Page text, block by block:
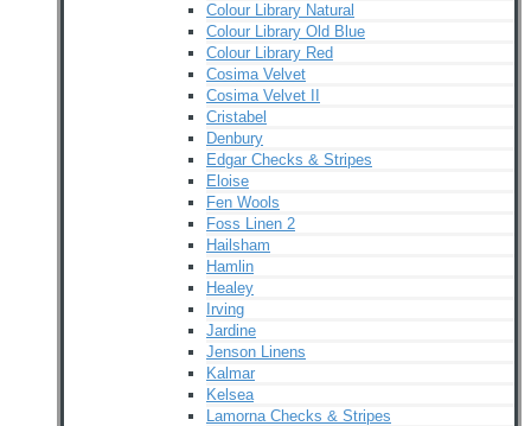
Colour Library Natural
Colour Library Old Blue
Colour Library Red
Cosima Velvet
Cosima Velvet II
Cristabel
Denbury
Edgar Checks & Stripes
Eloise
Fen Wools
Foss Linen 2
Hailsham
Hamlin
Healey
Irving
Jardine
Jenson Linens
Kalmar
Kelsea
Lamorna Checks & Stripes